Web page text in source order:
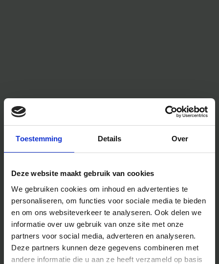
Toestemming Details Over
Deze website maakt gebruik van cookies
We gebruiken cookies om inhoud en advertenties te
personaliseren, om functies voor sociale media te bieden
en om ons websiteverkeer te analyseren. Ook delen we
informatie over uw gebruik van onze site met onze
partners voor social media, adverteren en analyseren.
Deze partners kunnen deze gegevens combineren met
andere informatie die u aan ze heeft verzameld op basis